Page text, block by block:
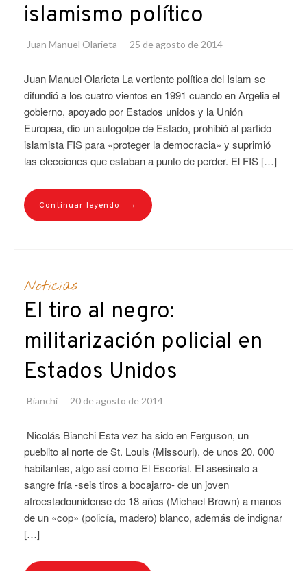
islamismo político
Juan Manuel Olarieta 25 de agosto de 2014
Juan Manuel Olarieta La vertiente política del Islam se
difundió a los cuatro vientos en 1991 cuando en Argelia el
gobierno, apoyado por Estados unidos y la Unión
Europea, dio un autogolpe de Estado, prohibió al partido
islamista FIS para «proteger la democracia» y suprimió
las elecciones que estaban a punto de perder. El FIS […]
Continuar leyendo →
Noticias
El tiro al negro:
militarización policial en
Estados Unidos
Bianchi 20 de agosto de 2014
Nicolás Bianchi Esta vez ha sido en Ferguson, un
pueblito al norte de St. Louis (Missouri), de unos 20. 000
habitantes, algo así como El Escorial. El asesinato a
sangre fría -seis tiros a bocajarro- de un joven
afroestadounidense de 18 años (Michael Brown) a manos
de un «cop» (policía, madero) blanco, además de indignar
[…]